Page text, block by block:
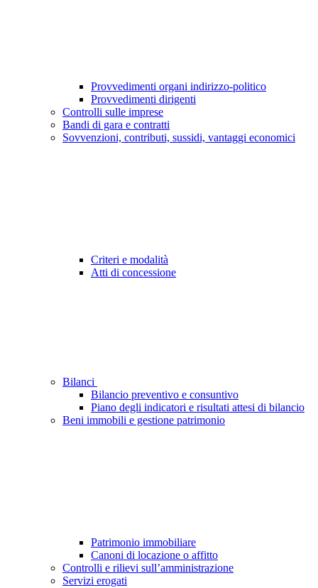
Provvedimenti organi indirizzo-politico
Provvedimenti dirigenti
Controlli sulle imprese
Bandi di gara e contratti
Sovvenzioni, contributi, sussidi, vantaggi economici
Criteri e modalità
Atti di concessione
Bilanci
Bilancio preventivo e consuntivo
Piano degli indicatori e risultati attesi di bilancio
Beni immobili e gestione patrimonio
Patrimonio immobiliare
Canoni di locazione o affitto
Controlli e rilievi sull’amministrazione
Servizi erogati